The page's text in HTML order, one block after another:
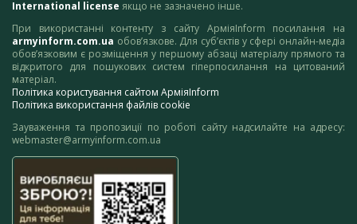
International license якщо не зазначено інше.
При використанні контенту з сайту АрміяInform посилання на
armyinform.com.ua обов’язкове. Для суб’єктів у сфері онлайн-медіа
обов’язковим є розміщення у першому абзаці матеріалу прямого та
відкритого для пошукових систем гіперпосилання на цитований
матеріал.
Політика користування сайтом АрміяInform
Політика використання файлів cookie
Зауваження та пропозиції по роботі сайту надсилайте на адресу:
webmaster@armyinform.com.ua